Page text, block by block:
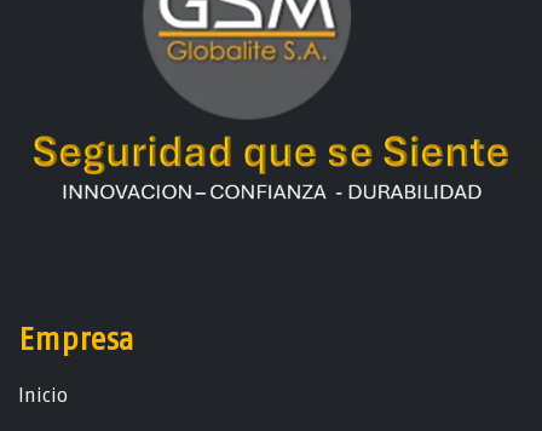
Empresa
Ini​ci​o